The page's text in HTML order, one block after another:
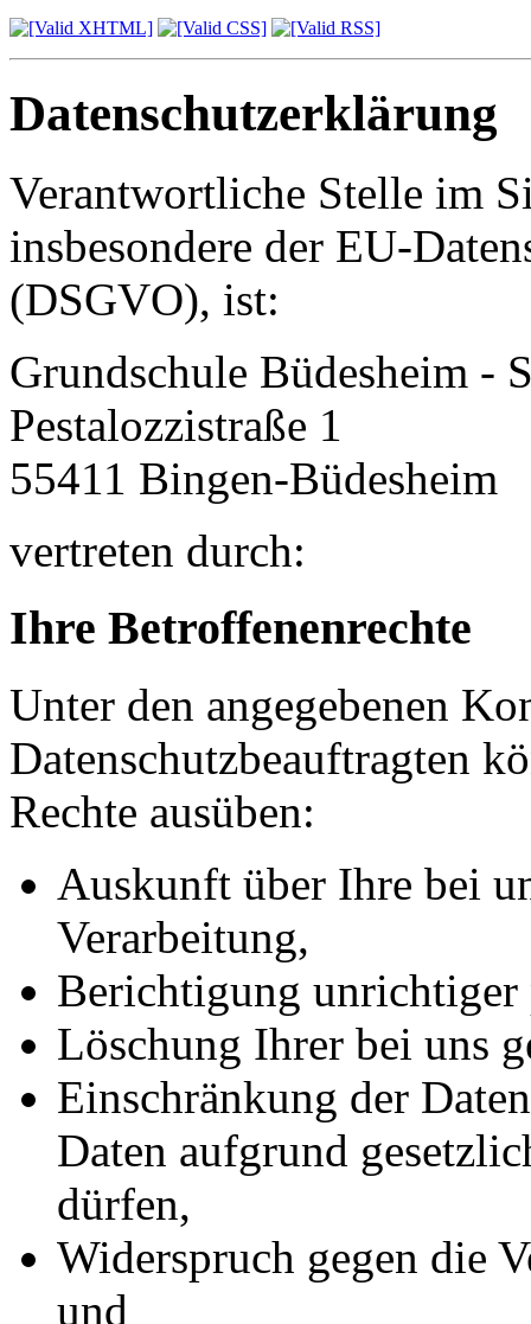
Datenschutzerklärung
Verantwortliche Stelle im
insbesondere der EU-
(DSGVO), ist:
Grundschule Büdesheim -
Pestalozzistraße 1
55411 Bingen-Büdesheim
vertreten durch:
Ihre Betroffenenrechte
Unter den angegebenen
Datenschutzbeauftragten
Rechte ausüben:
Auskunft über Ihre bei
Verarbeitung,
Berichtigung unrichtiger
Löschung Ihrer bei uns
Einschränkung der
Daten aufgrund
dürfen,
Widerspruch gegen die
und